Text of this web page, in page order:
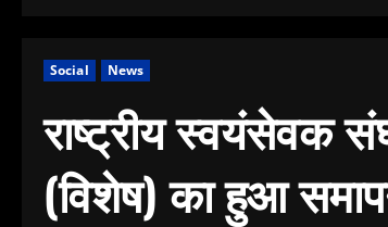
Social News
राष्ट्रीय स्वयंसेवक
(विशेष) का हुआ